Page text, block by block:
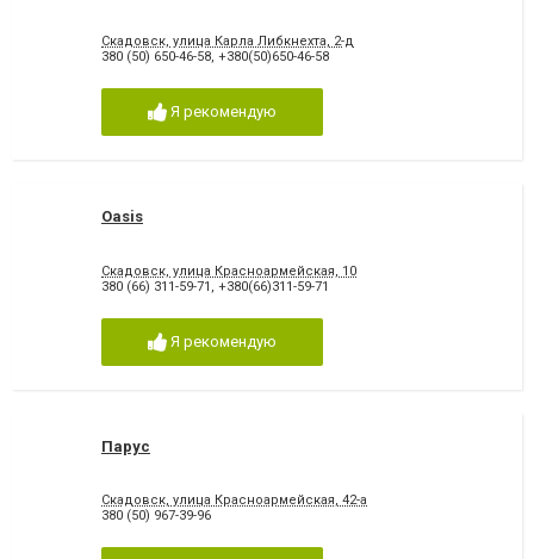
Скадовск, улица Карла Либкнехта, 2-д
380 (50) 650-46-58, +380(50)650-46-58
Я рекомендую
Oasis
Скадовск, улица Красноармейская, 10
380 (66) 311-59-71 , +380(66)311-59-71
Я рекомендую
Парус
Скадовск, улица Красноармейская, 42-а
380 (50) 967-39-96